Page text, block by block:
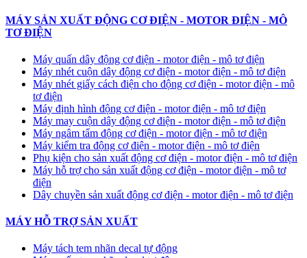
MÁY SẢN XUẤT ĐỘNG CƠ ĐIỆN - MOTOR ĐIỆN - MÔ
TƠ ĐIỆN
Máy quấn dây động cơ điện - motor điện - mô tơ điện
Máy nhét cuộn dây động cơ điện - motor điện - mô tơ điện
Máy nhét giấy cách điện cho động cơ điện - motor điện - mô
tơ điện
Máy định hình động cơ điện - motor điện - mô tơ điện
Máy may cuộn dây động cơ điện - motor điện - mô tơ điện
Máy ngâm tẩm động cơ điện - motor điện - mô tơ điện
Máy kiểm tra động cơ điện - motor điện - mô tơ điện
Phụ kiện cho sản xuất động cơ điện - motor điện - mô tơ điện
Máy hỗ trợ cho sản xuất động cơ điện - motor điện - mô tơ
điện
Dây chuyền sản xuất động cơ điện - motor điện - mô tơ điện
MÁY HỖ TRỢ SẢN XUẤT
Máy tách tem nhãn decal tự động